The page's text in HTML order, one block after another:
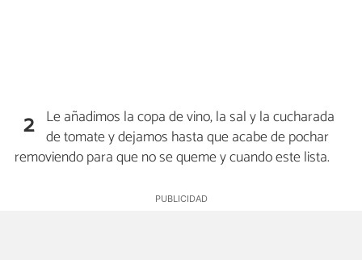
2 Le añadimos la copa de vino, la sal y la cucharada
de tomate y dejamos hasta que acabe de pochar
removiendo para que no se queme y cuando este lista.